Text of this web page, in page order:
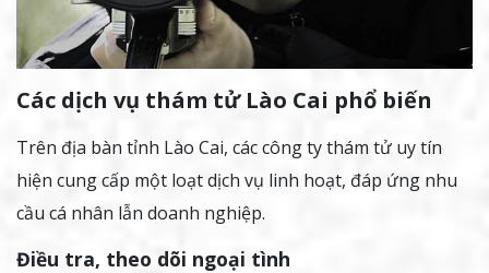
Các dịch vụ thám tử Lào Cai phổ biến
Trên địa bàn tỉnh Lào Cai, các công ty thám tử uy tín
hiện cung cấp một loạt dịch vụ linh hoạt, đáp ứng nhu
cầu cá nhân lẫn doanh nghiệp.
Điều tra, theo dõi ngoại tình